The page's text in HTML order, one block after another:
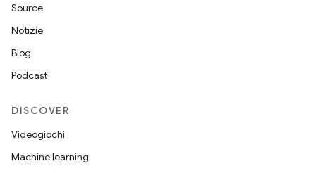
Source
Notizie
Blog
Podcast
DISCOVER
Videogiochi
Machine learning